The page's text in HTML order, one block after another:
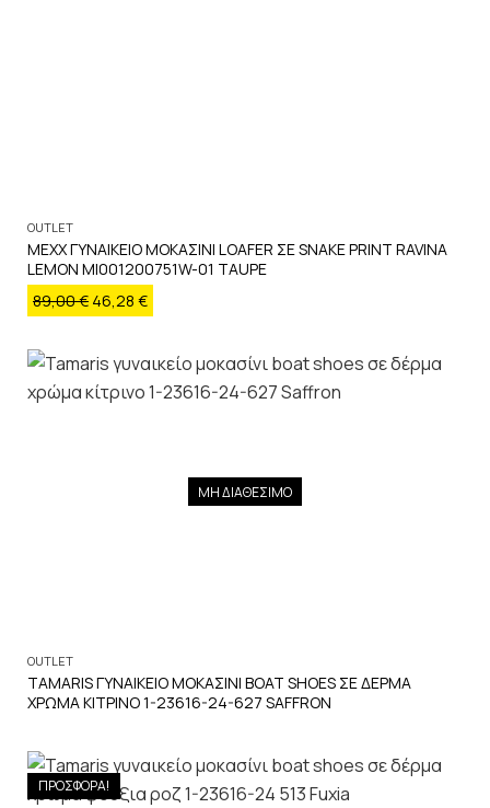
OUTLET
MEXX ΓΥΝΑΙΚΕΙΟ ΜΟΚΑΣΙΝΙ LOAFER ΣΕ SNAKE PRINT RAVINA
LEMON MI001200751W-01 TAUPE
89,00€ 46,28 €
ΜΗ ΔΙΑΘΕΣΙΜΟ
OUTLET
TAMARIS ΓΥΝΑΙΚΕΙΟ ΜΟΚΑΣΙΝΙ BOAT SHOES ΣΕ ΔΕΡΜΑ
ΧΡΩΜΑ ΚΙΤΡΙΝΟ 1-23616-24-627 SAFFRON
ΠΡΟΣΦΟΡΑ!